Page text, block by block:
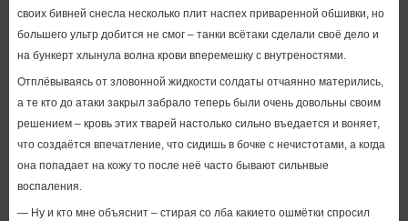
своих бивней снесла несколько плит наспех приваренной обшивки, но
большего ультр добится не смог – танки всётаки сделали своё дело и
на бункерт хлынула волна крови вперемешку с внутреностями.
Отплёвываясь от зловонной жидкости солдаты отчаянно матерились,
а те кто до атаки закрыл забрало теперь были очень довольны своим
решением – кровь этих тварей настолько сильно въедается и воняет,
что создаётся впечатление, что сидишь в бочке с нечистотами, а когда
она попадает на кожу то после неё часто бывают сильнвые
воспаления.
— Ну и кто мне объяснит – стирая со лба какието ошмётки спросил